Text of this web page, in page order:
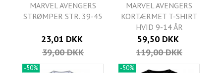
MARVEL AVENGERS
STRØMPER STR. 39-45
23,01 DKK
39,00 DKK
MARVEL AVENGERS
KORTÆRMET T-SHIRT
HVID 9-14 ÅR
59,50 DKK
119,00 DKK
-50% -50%